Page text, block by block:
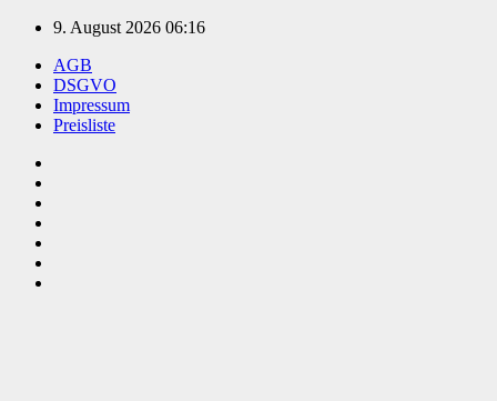
Zum
springen
9. August 2026 06:16
AGB
DSGVO
Impressum
Preisliste